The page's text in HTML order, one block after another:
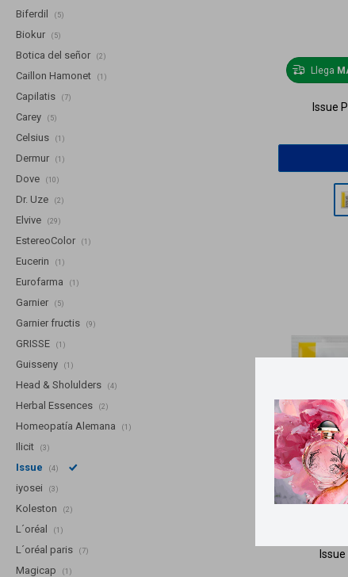
Llega
Issue
Biferdil (5)
Biokur (5)
Botica del señor (2)
Caillon Hamonet (1)
Capilatis (7)
Carey (5)
Celsius (1)
Dermur (1)
Dove (10)
Dr. Uze (2)
Elvive (29)
EstereoColor (1)
Eucerin (1)
Eurofarma (1)
Garnier (5)
Garnier fructis (9)
GRISSE (1)
Guisseny (1)
Head & Sholulders (4)
Herbal Essences (2)
Homeopatía Alemana (1)
Ilicit (3)
Issue (4)
iyosei (3)
Koleston (2)
L´oréal (1)
L´oréal paris (7)
Magicap (1)